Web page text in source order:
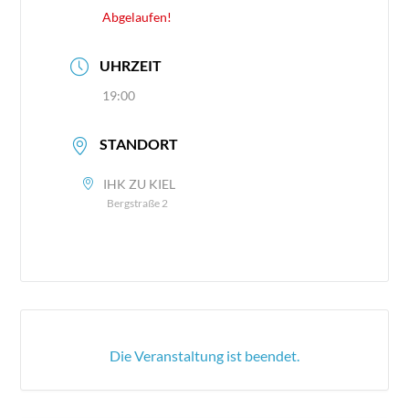
Abgelaufen!
UHRZEIT
19:00
STANDORT
IHK ZU KIEL
Bergstraße 2
Die Veranstaltung ist beendet.